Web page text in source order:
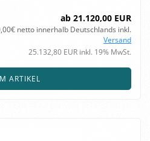
ab 21.120,00 EUR
netto innerhalb Deutschlands inkl.
Versand
25.132,80 EUR inkl. 19% MwSt.
ARTIKEL